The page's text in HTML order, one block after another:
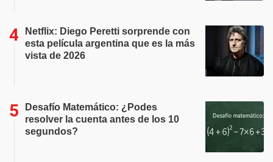
Netflix: Diego Peretti sorprende con
esta película argentina que es la más
vista de 2026
Desafío Matemático: ¿Podes
resolver la cuenta antes de los 10
segundos?